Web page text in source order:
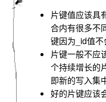
片键值应该具
合内有很多不
键因为_id值不
片键一般不应
个持续增长的
即新的写入集
好的片键应该